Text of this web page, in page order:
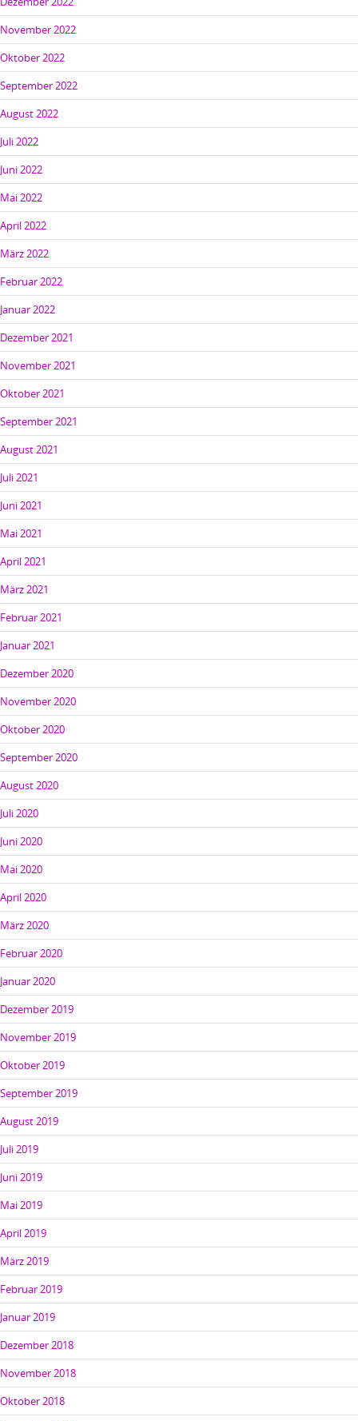
November 2022
Oktober 2022
September 2022
August 2022
Juli 2022
Juni 2022
Mai 2022
April 2022
März 2022
Februar 2022
Januar 2022
Dezember 2021
November 2021
Oktober 2021
September 2021
August 2021
Juli 2021
Juni 2021
Mai 2021
April 2021
März 2021
Februar 2021
Januar 2021
Dezember 2020
November 2020
Oktober 2020
September 2020
August 2020
Juli 2020
Juni 2020
Mai 2020
April 2020
März 2020
Februar 2020
Januar 2020
Dezember 2019
November 2019
Oktober 2019
September 2019
August 2019
Juli 2019
Juni 2019
Mai 2019
April 2019
März 2019
Februar 2019
Januar 2019
Dezember 2018
November 2018
Oktober 2018